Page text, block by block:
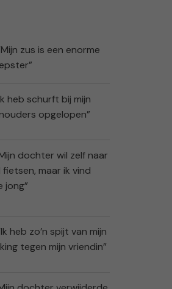
zus is een enorme
heb schurft bij mijn
opgelopen”
dochter wil zelf naar
maar ik vind
jong”
heb zo’n spijt van mijn
tegen mijn vriendin”